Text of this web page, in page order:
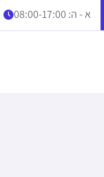
א - ה: 08:00-17:00